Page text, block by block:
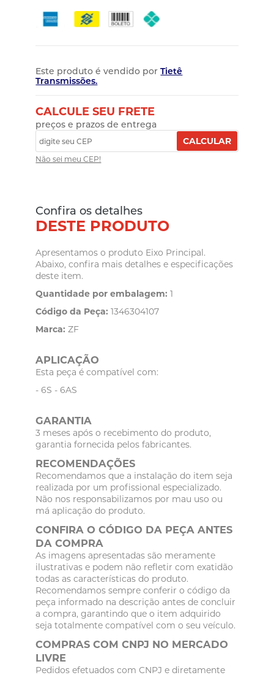
Este produto é vendido porTietê
Transmissões.
CALCULE SEU FRETE
preços e prazos de entrega
CALCULAR
Não sei meu CEP!
Confira os detalhes
DESTE PRODUTO
Apresentamos o produto Eixo Principal.
Abaixo, confira mais detalhes e especificações
deste item.
Quantidade por embalagem: 1
Código da Peça: 1346304107
Marca: ZF
APLICAÇÃO
Esta peça é compatível com:
- 6S - 6AS
GARANTIA
3 meses após o recebimento do produto,
garantia fornecida pelos fabricantes.
RECOMENDAÇÕES
Recomendamos que a instalação do item seja
realizada por um profissional especializado.
Não nos responsabilizamos por mau uso ou
má aplicação do produto.
CONFIRA O CÓDIGO DA PEÇA ANTES
DA COMPRA
As imagens apresentadas são meramente
ilustrativas e podem não refletir com exatidão
todas as características do produto.
Recomendamos sempre conferir o código da
peça informado na descrição antes de concluir
a compra, garantindo que o item adquirido
seja totalmente compatível com o seu veículo.
COMPRAS COM CNPJ NO MERCADO
LIVRE
Pedidos efetuados com CNPJ e diretamente